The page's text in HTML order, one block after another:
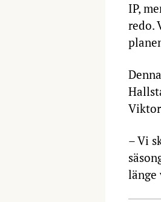
IP,
redo.
– Vi
länge